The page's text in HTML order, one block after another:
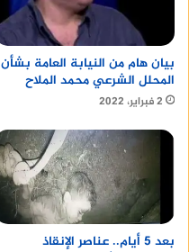
بيان هام من النيابة العامة بشأن
المحلل الشرعي محمد الملاح
2 فبراير، 2022
بعد 5 أيام.. عناصر الإنقاذ